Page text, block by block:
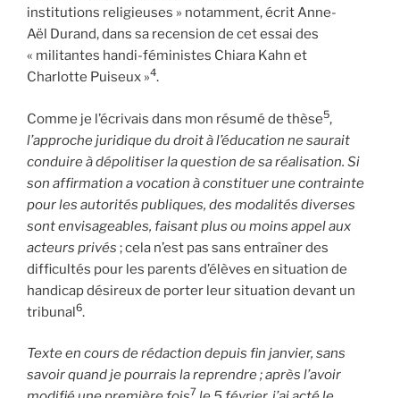
institutions religieuses » notamment, écrit Anne-
Aël Durand, dans sa recension de cet essai des
« militantes handi-féministes Chiara Kahn et
Charlotte Puiseux »4.
Comme je l’écrivais dans mon résumé de thèse5,
l’approche juridique du droit à l’éducation ne saurait
conduire à dépolitiser la question de sa réalisation. Si
son affirmation a vocation à constituer une contrainte
pour les autorités publiques, des modalités diverses
sont envisageables, faisant plus ou moins appel aux
acteurs privés ; cela n’est pas sans entraîner des
difficultés pour les parents d’élèves en situation de
handicap désireux de porter leur situation devant un
tribunal6.
Texte en cours de rédaction depuis fin janvier, sans
savoir quand je pourrais la reprendre ; après l’avoir
7